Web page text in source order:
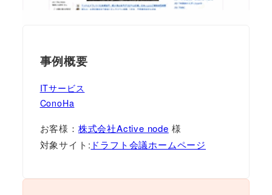
事例概要
ITサービス
ConoHa
お客様： 株式会社Active node 様
対象サイト: ドラフト会議ホームページ